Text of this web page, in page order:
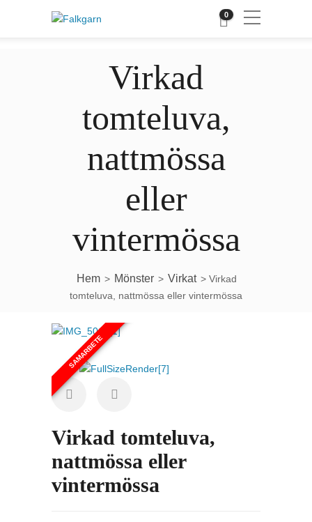
0
Virkad
tomteluva,
nattmössa
eller
vintermössa
Hem > Mönster > Virkat > Virkad
tomteluva, nattmössa eller vintermössa
SAMARBETE
Virkad tomteluva,
nattmössa eller
vintermössa